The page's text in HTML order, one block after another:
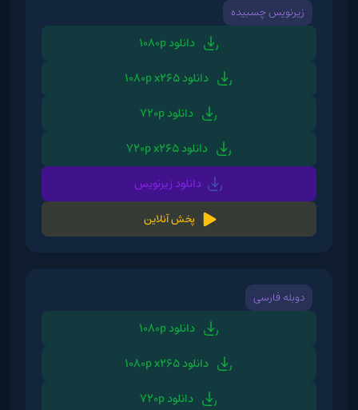
زیرنویس چسبیده
دانلود 1080p
دانلود 1080p x265
دانلود 720p
دانلود 720p x265
دانلود زیرنویس
پخش آنلاین
دوبله فارسی
دانلود 1080p
دانلود 1080p x265
دانلود 720p